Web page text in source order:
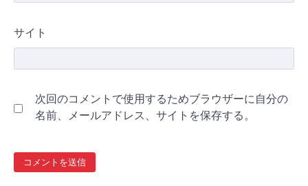
サイト
次回のコメントで使用するためブラウザーに自分の
名前、メールアドレス、サイトを保存する。